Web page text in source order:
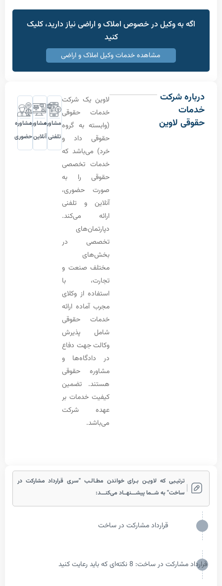
به وکیل در خصوص املاک و اراضی نیاز دارید، کلیک
مشاهده خدمات وکیل املاک و اراضی
شرکت
لاوین
لاوین یک شرکت
خدمات حقوقی
(وابسته به گروه
حقوقی داد و
خرد) می‌باشد که
خدمات تخصصی
حقوقی را به
صورت حضوری،
آنلاین و تلفنی
ارائه می‌کند.
تخصصی در
مختلف صنعت و
تجارت، با
استفاده از وکلای
مجرب آماده ارائه
خدمات حقوقی
شامل پذیرش
وکالت جهت دفاع
در دادگاه‌ها و
مشاوره حقوقی
هستند. تضمین
کیفیت خدمات بر
عهده شرکت
مشاوره
تلفنی
مشاوره
آنلاین
مشاوره
حضوری
ترتیـبی که لاویـن بـرای خواندن مطـالـب "سری قرارداد مشارکت در
ساخت" به شــما پیشـــنهــاد می‌کنـــد:
قرارداد مشارکت در ساخت
ساخت: 8 نکته‌ای که باید رعایت کنید